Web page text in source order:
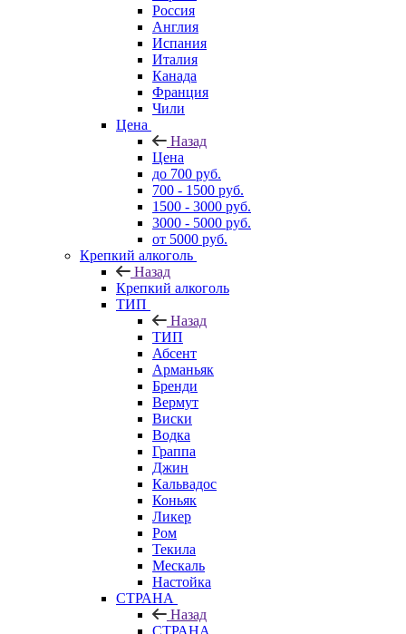
Россия
Англия
Испания
Италия
Канада
Франция
Чили
Цена
Назад
Цена
до 700 руб.
700 - 1500 руб.
1500 - 3000 руб.
3000 - 5000 руб.
от 5000 руб.
Крепкий алкоголь
Назад
Крепкий алкоголь
ТИП
Назад
ТИП
Абсент
Арманьяк
Бренди
Вермут
Виски
Водка
Граппа
Джин
Кальвадос
Коньяк
Ликер
Ром
Текила
Мескаль
Настойка
СТРАНА
Назад
СТРАНА